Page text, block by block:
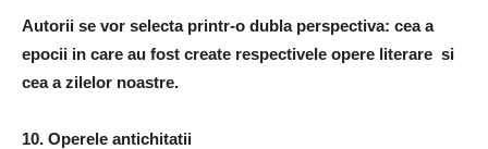
Autorii se vor selecta printr-o dubla perspectiva: cea a
epocii in care au fost create respectivele opere literare si
cea a zilelor noastre.
10. Operele antichitatii